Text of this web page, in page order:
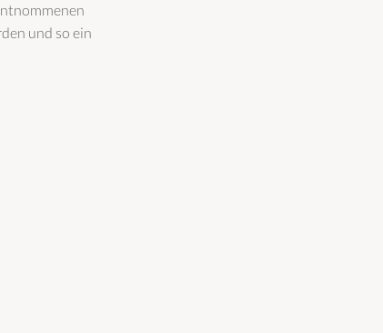
und so ein